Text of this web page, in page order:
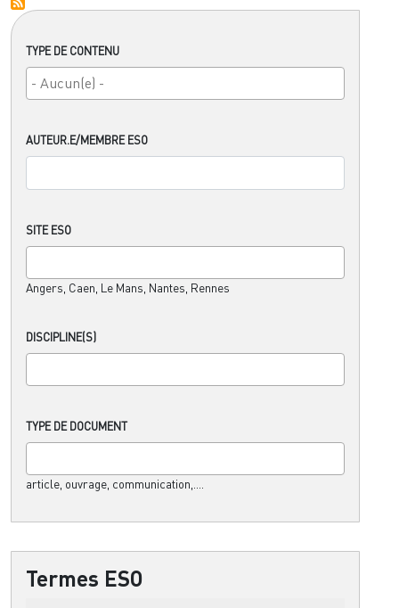
TYPE DE CONTENU
AUTEUR.E/MEMBRE ESO
SITE ESO
Angers, Caen, Le Mans, Nantes, Rennes
DISCIPLINE(S)
TYPE DE DOCUMENT
article, ouvrage, communication,....
Termes ESO